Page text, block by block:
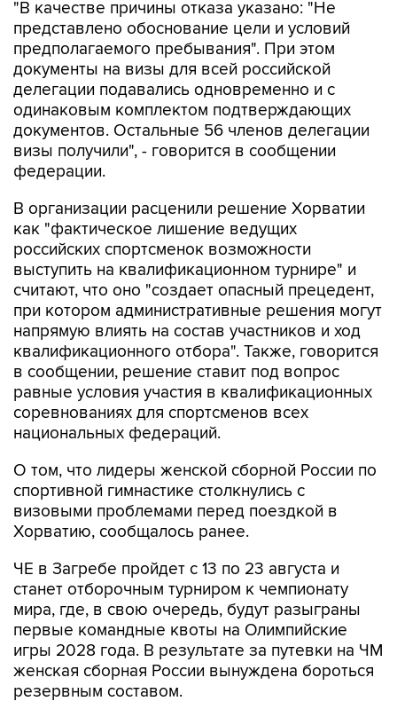
предполагаемого пребывания". При этом
документы на визы для всей российской
делегации подавались одновременно и с
одинаковым комплектом подтверждающих
документов. Остальные 56 членов делегации
визы получили", - говорится в сообщении
федерации.
В организации расценили решение Хорватии
российских спортсменок возможности
выступить на квалификационном турнире" и
считают, что оно "создает опасный прецедент,
при котором административные решения могут
напрямую влиять на состав участников и ход
квалификационного отбора". Также, говорится
в сообщении, решение ставит под вопрос
равные условия участия в квалификационных
соревнованиях для спортсменов всех
национальных федераций.
О том, что лидеры женской сборной России по
визовыми проблемами перед поездкой в
Хорватию, сообщалось ранее.
ЧЕ в Загребе пройдет с 13 по 23 августа и
мира, где, в свою очередь, будут разыграны
первые командные квоты на Олимпийские
игры 2028 года. В результате за путевки на ЧМ
женская сборная России вынуждена бороться
резервным составом.
спортивная гимнастика Хорватия